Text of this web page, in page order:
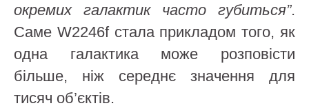
окремих галактик часто губиться”.
Саме W2246f стала прикладом того, як
одна галактика може розповісти
більше, ніж середнє значення для
тисяч об’єктів.